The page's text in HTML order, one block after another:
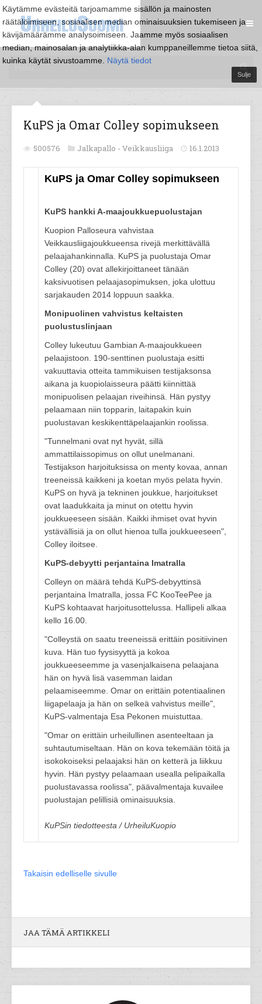
Käytämme evästeitä tarjoamamme sisällön ja mainosten
räätälöimiseen, sosiaalisen median ominaisuuksien tukemiseen ja
kävijämäärämme analysoimiseen. Jaamme myös sosiaalisen
median, mainosalan ja analytiikka-alan kumppaneillemme tietoa siitä,
kuinka käytät sivustoamme. Näytä tiedot
Sulje
KuPS ja Omar Colley sopimukseen
500576 Jalkapallo - Veikkausliiga 16.1.2013
KuPS ja Omar Colley sopimukseen
KuPS hankki A-maajoukkuepuolustajan
Kuopion Palloseura vahvistaa
Veikkausliigajoukkueensa rivejä merkittävällä
pelaajahankinnalla. KuPS ja puolustaja Omar
Colley (20) ovat allekirjoittaneet tänään
kaksivuotisen pelaajasopimuksen, joka ulottuu
sarjakauden 2014 loppuun saakka.
Monipuolinen vahvistus keltaisten
puolustuslinjaan
Colley lukeutuu Gambian A-maajoukkueen
pelaajistoon. 190-senttinen puolustaja esitti
vakuuttavia otteita tammikuisen testijaksonsa
aikana ja kuopiolaisseura päätti kiinnittää
monipuolisen pelaajan riveihinsä. Hän pystyy
pelaamaan niin topparin, laitapakin kuin
puolustavan keskikenttäpelaajankin roolissa.
"Tunnelmani ovat nyt hyvät, sillä
ammattilaissopimus on ollut unelmanani.
Testijakson harjoituksissa on menty kovaa, annan
treeneissä kaikkeni ja koetan myös pelata hyvin.
KuPS on hyvä ja tekninen joukkue, harjoitukset
ovat laadukkaita ja minut on otettu hyvin
joukkueeseen sisään. Kaikki ihmiset ovat hyvin
ystävällisiä ja on ollut hienoa tulla joukkueeseen",
Colley iloitsee.
KuPS-debyytti perjantaina Imatralla
Colleyn on määrä tehdä KuPS-debyyttinsä
perjantaina Imatralla, jossa FC KooTeePee ja
KuPS kohtaavat harjoitusottelussa. Hallipeli alkaa
kello 16.00.
"Colleystä on saatu treeneissä erittäin positiivinen
kuva. Hän tuo fyysisyyttä ja kokoa
joukkueeseemme ja vasenjalkaisena pelaajana
hän on hyvä lisä vasemman laidan
pelaamiseemme. Omar on erittäin potentiaalinen
liigapelaaja ja hän on selkeä vahvistus meille",
KuPS-valmentaja Esa Pekonen muistuttaa.
"Omar on erittäin urheilullinen asenteeltaan ja
suhtautumiseltaan. Hän on kova tekemään töitä ja
isokokoiseksi pelaajaksi hän on ketterä ja liikkuu
hyvin. Hän pystyy pelaamaan usealla pelipaikalla
puolustavassa roolissa", päävalmentaja kuvailee
puolustajan pelillisiä ominaisuuksia.
KuPSin tiedotteesta / UrheiluKuopio
Takaisin edelliselle sivulle
JAA TÄMÄ ARTIKKELI